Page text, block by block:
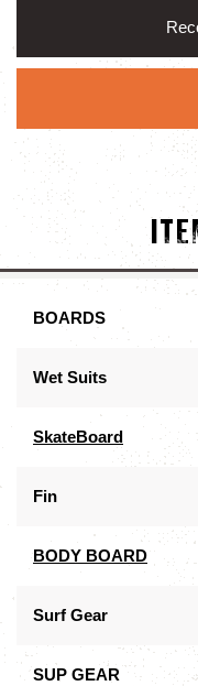
BOARDS
Wet Suits
SkateBoard
Fin
BODY BOARD
Surf Gear
SUP GEAR